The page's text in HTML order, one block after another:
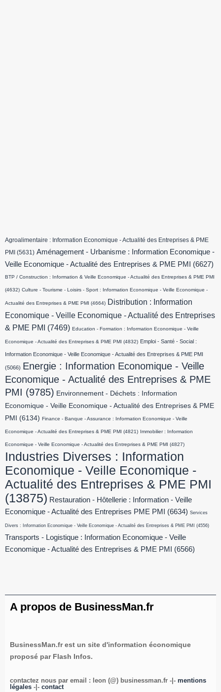
Agroalimentaire : Information Economique - Actualité des Entreprises & PME
PMI (5631) Aménagement - Urbanisme : Information Economique -
Veille Economique - Actualité des Entreprises & PME PMI
(6627)
BTP / Construction : Information & Veille Economique - Actualité des Entreprises & PME PMI
(4632) Culture - Tourisme - Loisirs - Sport : Information Economique - Veille Economique -
Actualité des Entreprises & PME PMI (4664) Distribution : Information
Economique - Veille Economique - Actualité des Entreprises
& PME PMI
(7469) Education - Formation : Information Economique - Veille
Economique - Actualité des Entreprises & PME PMI (4832) Emploi - Santé - Social :
Information Economique - Veille Economique - Actualité des Entreprises & PME PMI
(5066) Energie : Information Economique - Veille
Economique - Actualité des Entreprises & PME
PMI (9785) Environnement - Déchets : Information
Economique - Veille Economique - Actualité des Entreprises & PME
PMI
(6134) Finance - Banque - Assurance : Information Economique - Veille
Economique - Actualité des Entreprises & PME PMI (4821) Immobilier : Information
Economique - Veille Economique - Actualité des Entreprises & PME PMI (4827)
Industries Diverses : Information
Economique - Veille Economique -
Actualité des Entreprises & PME PMI
(13875) Restauration - Hôtellerie : Information - Veille
Economique - Actualité des Entreprises PME PMI
(6634) Services
Divers : Information Economique - Veille Economique - Actualité des Entreprises & PME PMI (4556)
Transports - Logistique : Information Economique - Veille
Economique - Actualité des Entreprises & PME PMI
(6566)
A propos de BusinessMan.fr
BusinessMan.fr est un site d'information économique
proposé par Flash Infos.
contactez nous par email : leon (@) businessman.fr -|- mentions
légales -|- contact